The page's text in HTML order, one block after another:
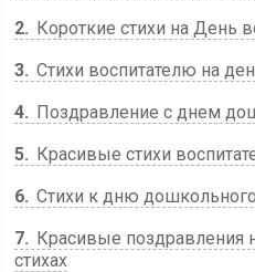
2
Короткие стихи на День
3 Стихи воспитателю на
4
Поздравление с днем
5
Красивые стихи
6 Стихи к дню
7
Красивые поздравления
стихах